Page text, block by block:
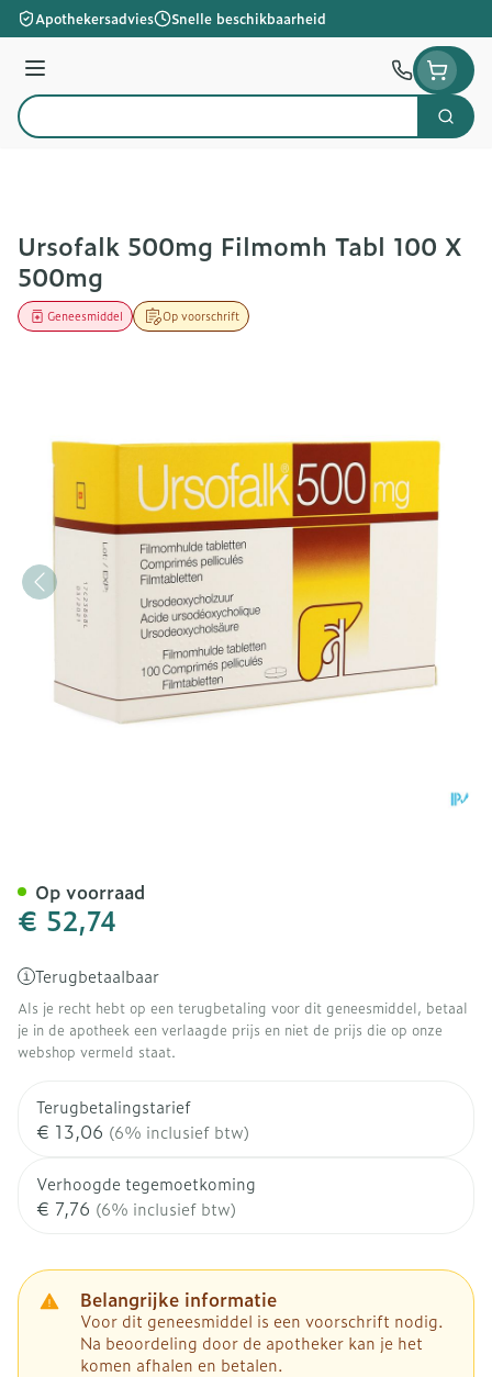
Ga naar de inhoud
Apothekersadvies Snelle beschikbaarheid
Menu
Product, merk, categorie...
Zoek
Ursofalk 500mg Filmomh Tabl 100 X
500mg
Op voorschrift
Geneesmiddel
€ 52,74
Terugbetaalbaar
Als je recht hebt op een terugbetaling voor dit geneesmiddel, betaal
je in de apotheek een verlaagde prijs en niet de prijs die op onze
webshop vermeld staat.
Terugbetalingstarief
€ 13,06 (6% inclusief btw)
Verhoogde tegemoetkoming
€ 7,76 (6% inclusief btw)
Belangrijke informatie
Voor dit geneesmiddel is een voorschrift nodig.
Na beoordeling door de apotheker kan je het
komen afhalen en betalen.
Op voorraad